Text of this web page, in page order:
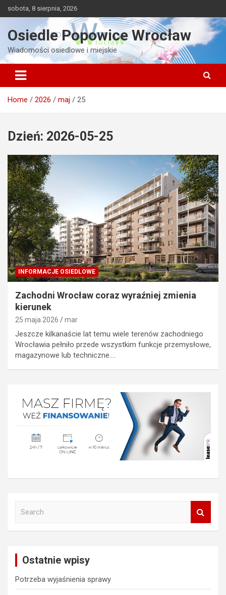
to
sobota, 8 sierpnia, 2026
Osiedle Popowice Wrocław
Wiadomości osiedlowe i miejskie
Home 2026 maj 25
Dzień: 2026-05-25
INFORMACJE OSIEDLOWE
Zachodni Wrocław coraz wyraźniej zmienia
kierunek
25 maja 2026 mar
Jeszcze kilkanaście lat temu wiele terenów zachodniego
Wrocławia pełniło przede wszystkim funkcje przemysłowe,
magazynowe lub techniczne.…
Ostatnie wpisy
Potrzeba wyjaśnienia sprawy